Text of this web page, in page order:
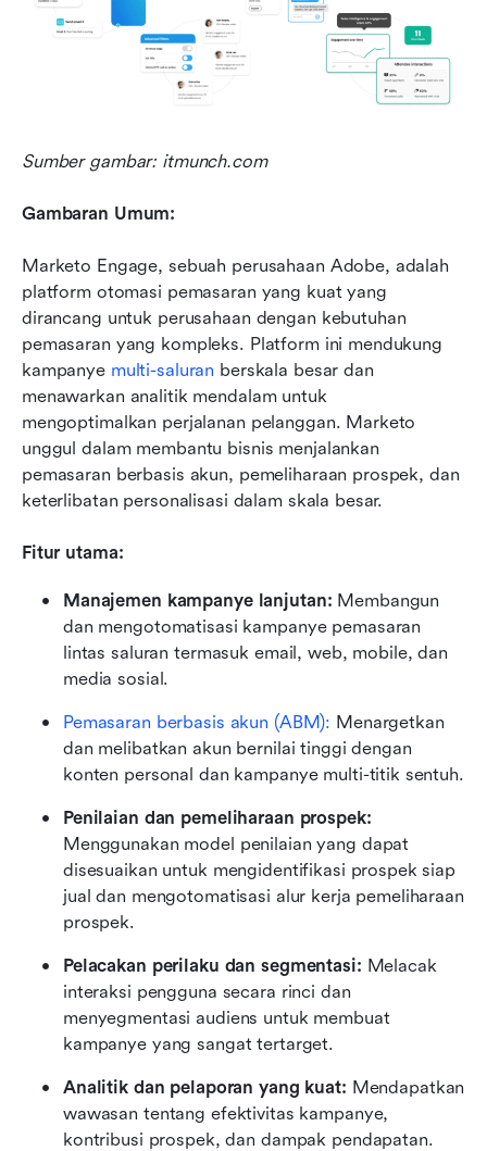
Sumber gambar: itmunch.com
Gambaran Umum:
Marketo Engage, sebuah perusahaan Adobe, adalah
platform otomasi pemasaran yang kuat yang
dirancang untuk perusahaan dengan kebutuhan
pemasaran yang kompleks. Platform ini mendukung
kampanye multi-saluran berskala besar dan
menawarkan analitik mendalam untuk
mengoptimalkan perjalanan pelanggan. Marketo
unggul dalam membantu bisnis menjalankan
pemasaran berbasis akun, pemeliharaan prospek, dan
keterlibatan personalisasi dalam skala besar.
Fitur utama:
Manajemen kampanye lanjutan: Membangun
dan mengotomatisasi kampanye pemasaran
lintas saluran termasuk email, web, mobile, dan
media sosial.
Pemasaran berbasis akun (ABM): Menargetkan
dan melibatkan akun bernilai tinggi dengan
konten personal dan kampanye multi-titik sentuh.
Penilaian dan pemeliharaan prospek:
Menggunakan model penilaian yang dapat
disesuaikan untuk mengidentifikasi prospek siap
jual dan mengotomatisasi alur kerja pemeliharaan
prospek.
Pelacakan perilaku dan segmentasi: Melacak
interaksi pengguna secara rinci dan
menyegmentasi audiens untuk membuat
kampanye yang sangat tertarget.
Analitik dan pelaporan yang kuat: Mendapatkan
wawasan tentang efektivitas kampanye,
kontribusi prospek, dan dampak pendapatan.